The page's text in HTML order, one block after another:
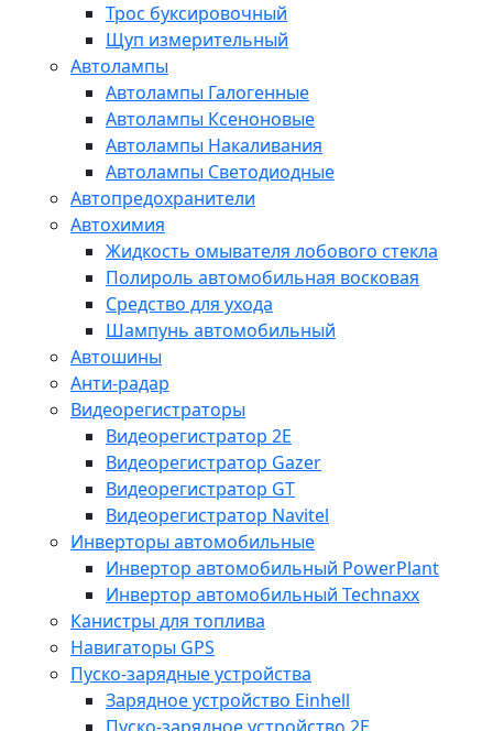
Трос буксировочный
Щуп измерительный
Автолампы
Автолампы Галогенные
Автолампы Ксеноновые
Автолампы Накаливания
Автолампы Светодиодные
Автопредохранители
Автохимия
Жидкость омывателя лобового стекла
Полироль автомобильная восковая
Средство для ухода
Шампунь автомобильный
Автошины
Анти-радар
Видеорегистраторы
Видеорегистратор 2E
Видеорегистратор Gazer
Видеорегистратор GT
Видеорегистратор Navitel
Инверторы автомобильные
Инвертор автомобильный PowerPlant
Инвертор автомобильный Technaxx
Канистры для топлива
Навигаторы GPS
Пуско-зарядные устройства
Зарядное устройство Einhell